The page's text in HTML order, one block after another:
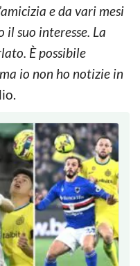
e da vari mesi
suo interesse. La
È possibile
io non ho notizie in